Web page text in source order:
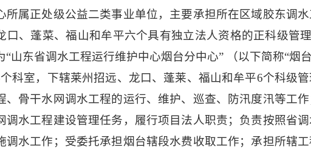
所属正处级公益二类事业单位，主要承担所在区域胶东调
口、蓬菜、福山和牟平六个具有独立法人资格的正科级管理
山东省调水工程运行维护中心烟台分中心” （以下简称“烟台
科室，下辖莱州招远、龙口、蓬莱、福山和牟平6个科级
、骨干水网调水工程的运行、维护、巡查、防汛度汛等工
调水工程建设管理任务，履行项目法人职责；负责按照省
调水工作；受委托承担烟台辖段水费收取工作；承担所辖